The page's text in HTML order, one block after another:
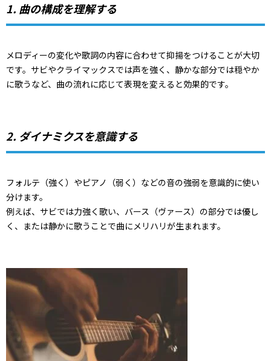
1. 曲の構成を理解する
メロディーの変化や歌詞の内容に合わせて抑揚をつけることが大切
です。サビやクライマックスでは声を強く、静かな部分では穏やか
に歌うなど、曲の流れに応じて表現を変えると効果的です。
2. ダイナミクスを意識する
フォルテ（強く）やピアノ（弱く）などの音の強弱を意識的に使い
分けます。
例えば、サビでは力強く歌い、バース（ヴァース）の部分では優し
く、または静かに歌うことで曲にメリハリが生まれます。